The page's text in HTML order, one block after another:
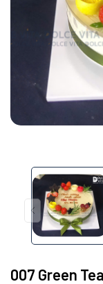
007 Green